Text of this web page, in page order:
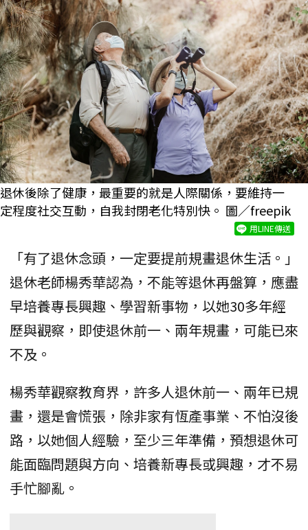
退休後除了健康，最重要的就是人際關係，要維持一
定程度社交互動，自我封閉老化特別快。 圖／freepik
用LINE傳送
「有了退休念頭，一定要提前規畫退休生活。」
退休老師楊秀華認為，不能等退休再盤算，應盡
早培養專長興趣、學習新事物，以她30多年經
歷與觀察，即使退休前一、兩年規畫，可能已來
不及。
楊秀華觀察教育界，許多人退休前一、兩年已規
畫，還是會慌張，除非家有恆產事業、不怕沒後
路，以她個人經驗，至少三年準備，預想退休可
能面臨問題與方向、培養新專長或興趣，才不易
手忙腳亂。